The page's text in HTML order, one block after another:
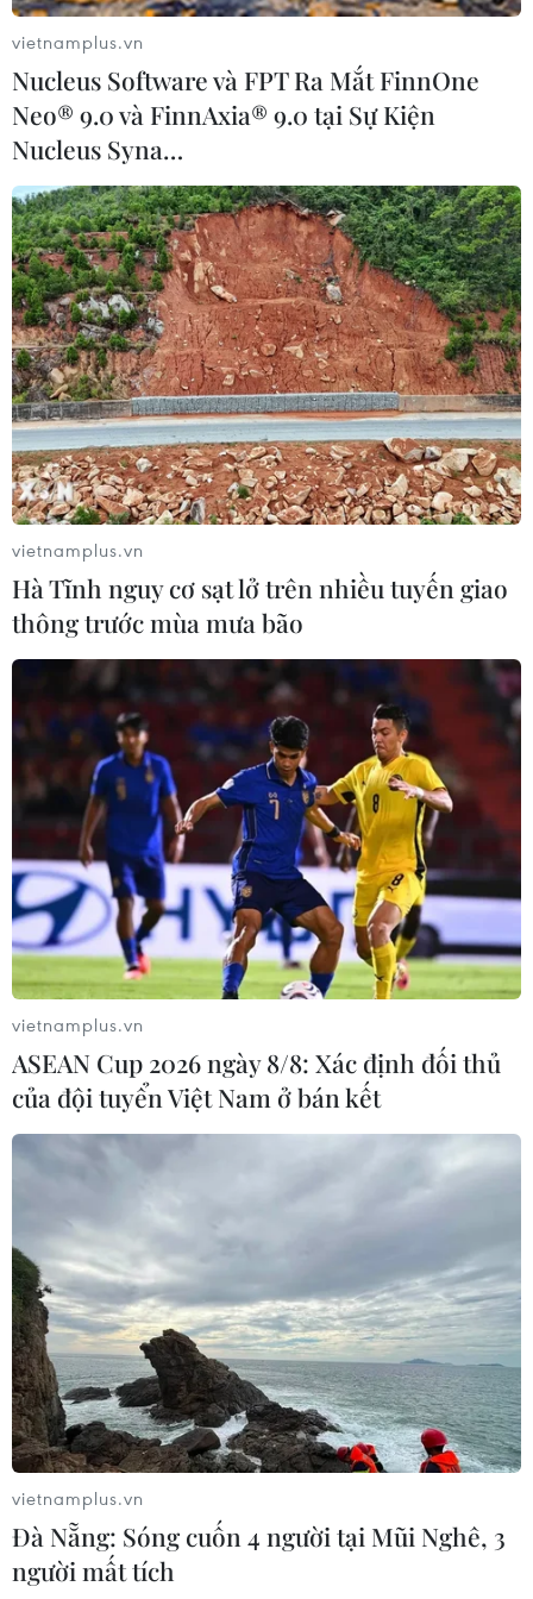
Anh: Công dân EU đóng vai trò quan
trọng trong bầu cử địa phương
16/03/2018 02:03
Công dân EU đang sinh sống tại Anh được đánh giá sẽ
giữ vai trò khá quan trọng trong các cuộc bầu cử địa
phương dự kiến diễn ra ngày 3/5, nếu họ sẵn sàng đi
bỏ phiếu.
Thủ tướng Anh xin lỗi các lãnh đạo Caribe
về xử lý vấn đề nhập cư
18/04/2018 00:53
Thủ tướng Anh Theresa May ngày 17/4 đã lên tiếng xin
lỗi lãnh đạo các nước vùng Caribe liên quan đến việc
trục xuất một số người vùng Caribe đến Anh sống từ
những năm 70 của thế kỷ trước.
vietnamplus.vn
Nucleus Software và FPT Ra Mắt FinnOne
Neo® 9.0 và FinnAxia® 9.0 tại Sự Kiện
Nucleus Syna…
vietnamplus.vn
Hà Tĩnh nguy cơ sạt lở trên nhiều tuyến giao
thông trước mùa mưa bão
vietnamplus.vn
ASEAN Cup 2026 ngày 8/8: Xác định đối thủ
của đội tuyển Việt Nam ở bán kết
vietnamplus.vn
Đà Nẵng: Sóng cuốn 4 người tại Mũi Nghê, 3
người mất tích